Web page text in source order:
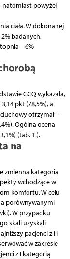
natomiast powyżej
ciała. W dokonanej
badanych,
– 6%
GCQ wykazała,
pkt (78,5%), a
otrzymał –
Ogólna ocena
(tab. 1.).
na
zmienna kategoria
wchodzące w
komfortu. W celu
porównywanymi
W przypadku
skali uzyskali
pacjenci z III
w zakresie
z I kategorią